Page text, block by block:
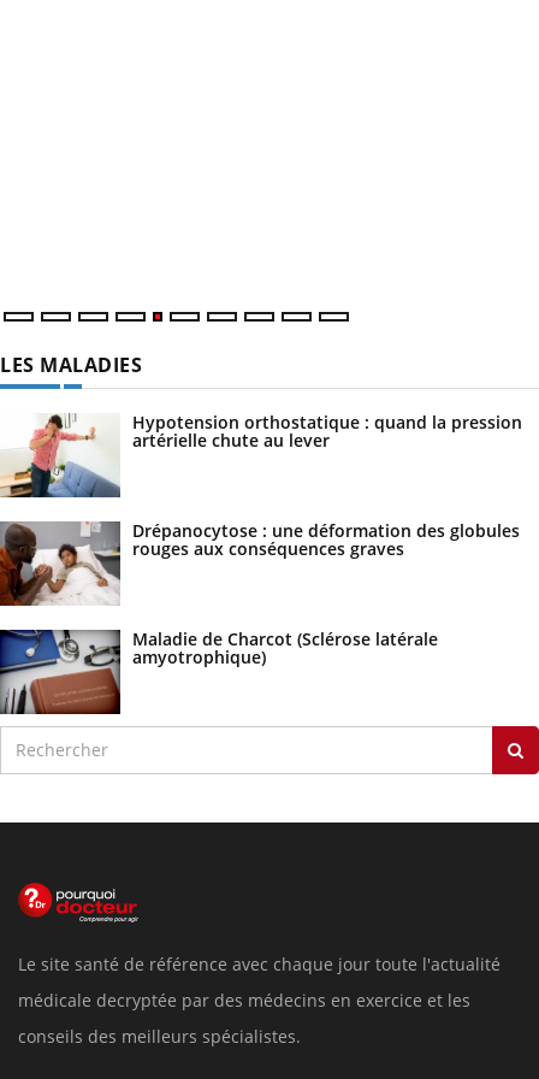
LES MALADIES
Hypotension orthostatique : quand la pression
artérielle chute au lever
Drépanocytose : une déformation des globules
rouges aux conséquences graves
Maladie de Charcot (Sclérose latérale
amyotrophique)
Le site santé de référence avec chaque jour toute l'actualité
médicale decryptée par des médecins en exercice et les
conseils des meilleurs spécialistes.